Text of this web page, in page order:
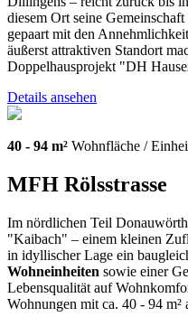
diesem Ort seine
gepaart mit den
äußerst attraktiven Standort
Doppelhausprojekt "DH
Details ansehen
40 - 94 m² Wohnfläche /
MFH Rölsstrasse
Im nördlichen Teil
"Kaibach" – einem kleinen
in idyllischer Lage ein
Wohneinheiten sowie einer
Lebensqualität auf
Wohnungen mit ca. 40 - 94